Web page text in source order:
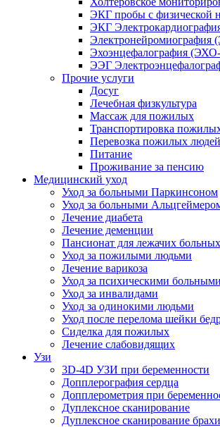
ЭКГ пробы с физической
ЭКГ
Эхоэнцефалография
ЭЭГ
Прочие услуги
Досуг
Лечебная физкультура
Массаж для пожилых
Транспортировка
Перевозка пожилых людей
Питание
Проживание за пенсию
Медицинский уход
Уход за больными Паркинсоном
Уход за больными
Лечение диабета
Лечение деменции
Пансионат для лежачих больных
Уход за пожилыми людьми
Лечение варикоза
Уход за психическими больными
Уход за инвалидами
Уход за одинокими людьми
Уход после перелома шейки
Сиделка для пожилых
Лечение слабовидящих
Узи
3D-4D УЗИ при беременности
Допплерография сердца
Допплерометрия при
Дуплексное сканирование
Дуплексное сканирование